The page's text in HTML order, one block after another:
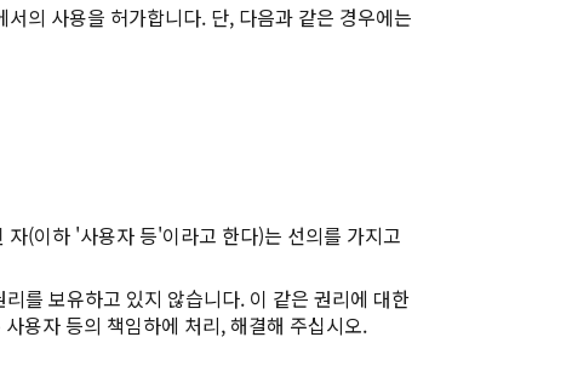
의 사용을 허가합니다. 단, 다음과 같은 경우에는
(이하 '사용자 등'이라고 한다)는 선의를 가지고
를 보유하고 있지 않습니다. 이 같은 권리에 대한
용자 등의 책임하에 처리, 해결해 주십시오.